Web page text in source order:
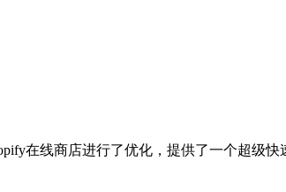
在线商店进行了优化，提供了一个超级快